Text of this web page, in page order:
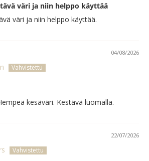
väri ja niin helppo käyttää
väri ja niin helppo käyttää.
04/08/2026
kesäväri. Kestävä luomalla.
22/07/2026